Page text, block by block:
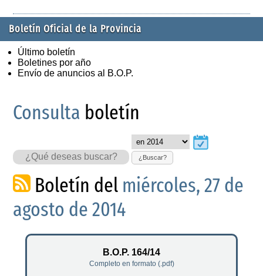
Boletín Oficial de la Provincia
Último boletín
Boletines por año
Envío de anuncios al B.O.P.
Consulta boletín
¿Buscar?
Boletín del miércoles, 27 de
agosto de 2014
B.O.P. 164/14
Completo en formato (.pdf)